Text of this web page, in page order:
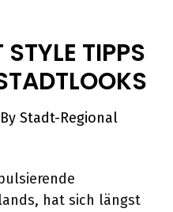
TIPPS
By Stadt-Regional
hat sich längst